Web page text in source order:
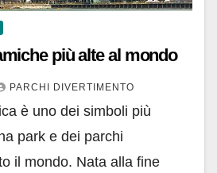
più alte al mondo
PARCHI DIVERTIMENTO
è uno dei simboli più
park e dei parchi
il mondo. Nata alla fine